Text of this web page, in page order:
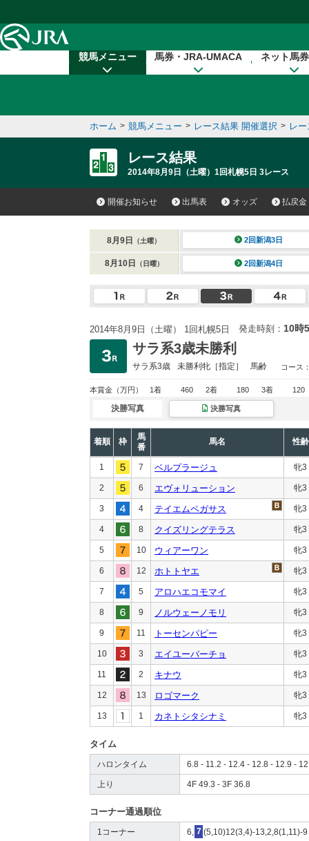
競馬メニュー 馬券・JRA-UMACA ネット馬
ホーム > 競馬メニュー > レース結果 開催選択 > レ
レース結果
2014年8月9日（土曜）1回札幌5日 3レース
開催お知らせ 出馬表 オッズ 払戻金
8月9日 （土曜） 2回新潟3日
8月10日 （日曜） 2回新潟4日
2014年8月9日（土曜） 1回札幌5日 発走時刻： 10時
サラ系3歳未勝利
サラ系3歳 未勝利牝［指定］ 馬齢 コース
本賞金 （万円） 1着 460 2着 180 3着 120
決勝写真 決勝写真
着順 枠
馬
番
馬名 性齢
1 7 ベルプラージュ 牝3
2 6 エヴォリューション 牝3
3 4 テイエムペガサス 牝3
4 8 クイズリングテラス 牝3
5 10 ウィアーワン 牝3
6 12 ホトトヤエ 牝3
7 5 アロハエコモマイ 牝3
8 9 ノルウェーノモリ 牝3
9 11 トーセンパピー 牝3
10 3 エイユーバーチョ 牝3
11 2 キナウ 牝3
12 13 ロゴマーク 牝3
13 1 カネトシタシナミ 牝3
タイム
ハロンタイム 6.8 - 11.2 - 12.4 - 12.8 - 12.9 -
上り 4F 49.3 - 3F 36.8
コーナー通過順位
1コーナー 6, 7 (5,10)12(3,4)-13,2,8(1,11)-9